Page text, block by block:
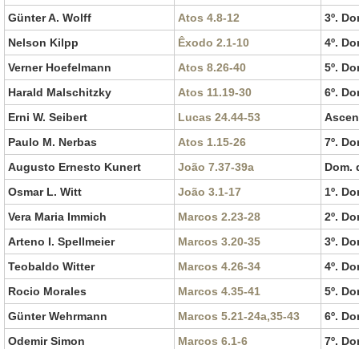
Günter A. Wolff
Atos 4.8-12
3º.
Nelson Kilpp
Êxodo 2.1-10
4º.
Verner Hoefelmann
Atos 8.26-40
5º.
Harald Malschitzky
Atos 11.19-30
6º.
Erni W. Seibert
Lucas 24.44-53
Paulo M. Nerbas
Atos 1.15-26
7º.
Augusto Ernesto Kunert
João 7.37-39a
Dom.
Osmar L. Witt
João 3.1-17
1º.
Vera Maria Immich
Marcos 2.23-28
2º.
Arteno I. Spellmeier
Marcos 3.20-35
3º.
Teobaldo Witter
Marcos 4.26-34
4º.
Rocio Morales
Marcos 4.35-41
5º.
Günter Wehrmann
Marcos 5.21-24a,35-43
6º.
Odemir Simon
Marcos 6.1-6
7º.